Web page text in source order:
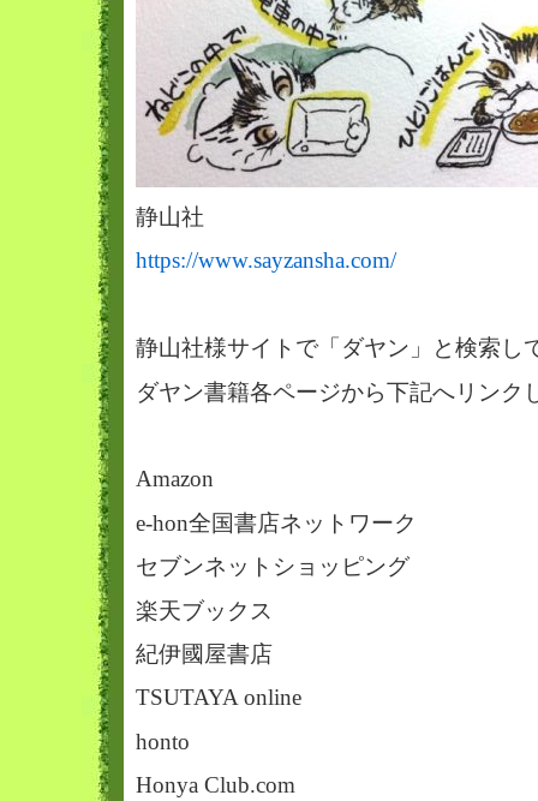
静山社
https://www.sayzansha.com/
静山社様サイトで「ダヤン」と検索し
ダヤン書籍各ページから下記へリンク
Amazon
e-hon全国書店ネットワーク
セブンネットショッピング
楽天ブックス
紀伊國屋書店
TSUTAYA online
honto
Honya Club.com